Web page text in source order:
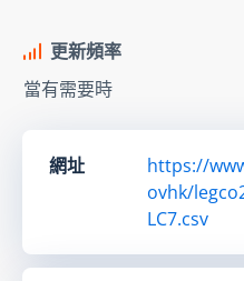
更新頻率
當有需要時
網址
https://
ovhk/
LC7.csv